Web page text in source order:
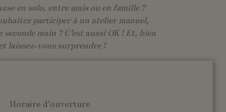
en solo, entre amis ou en famille ?
participer à un atelier manuel,
main ? C’est aussi OK ! Et, bien
laissez-vous surprendre !
Horaire d'ouverture